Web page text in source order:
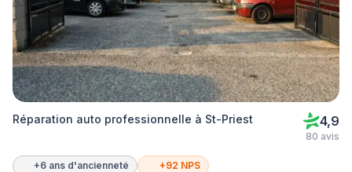
Réparation auto professionnelle à St-Priest 4,9
80 avis
+6 ans d'ancienneté +92 NPS